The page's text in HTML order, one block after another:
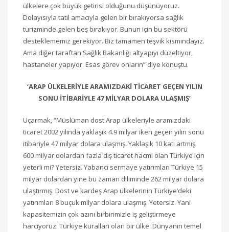
ülkelere çok büyük getirisi olduğunu düşünüyoruz.
Dolayısıyla tatil amacıyla gelen bir bırakıyorsa sağlık
turizminde gelen beş bırakıyor. Bunun için bu sektörü
desteklememiz gerekiyor. Biz tamamen teşvik kısmındayız.
Ama diğer taraftan Sağlık Bakanlığı altyapıyı düzeltiyor,
hastaneler yapıyor. Esas görev onların” diye konuştu.
‘ARAP ÜLKELERİYLE ARAMIZDAKİ TİCARET GEÇEN YILIN
SONU İTİBARİYLE 47 MİLYAR DOLARA ULAŞMIŞ’
Uçarmak, “Müslüman dost Arap ülkeleriyle aramızdaki
ticaret 2002 yılında yaklaşık 4.9 milyar iken geçen yılın sonu
itibariyle 47 milyar dolara ulaşmış. Yaklaşık 10 katı artmış.
600 milyar dolardan fazla dış ticaret hacmi olan Türkiye için
yeterli mi? Yetersiz. Yabancı sermaye yatırımları Türkiye 15
milyar dolardan yine bu zaman diliminde 262 milyar dolara
ulaştırmış. Dost ve kardeş Arap ülkelerinin Türkiye’deki
yatırımları 8 buçuk milyar dolara ulaşmış. Yetersiz. Yani
kapasitemizin çok azını birbirimizle iş geliştirmeye
harcıyoruz. Türkiye kuralları olan bir ülke. Dünyanın temel